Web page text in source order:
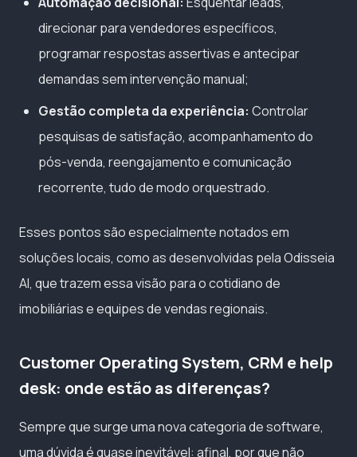
direcionar para vendedores específicos,
programar respostas assertivas e antecipar
demandas sem intervenção manual;
Gestão completa da experiência: Controlar
pesquisas de satisfação, acompanhamento do
pós-venda, reengajamento e comunicação
recorrente, tudo de modo orquestrado.
Esses pontos são especialmente notados em
soluções locais, como as desenvolvidas pela Odisseia
AI, que trazem essa visão para o cotidiano de
imobiliárias e equipes de vendas regionais.
Customer Operating System, CRM e help
desk: onde estão as diferenças?
Sempre que surge uma nova categoria de software,
uma dúvida é quase inevitável: afinal, por que não